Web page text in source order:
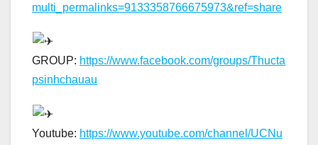
multi_permalinks=9133358766675973&ref=share
GROUP: https://www.facebook.com/groups/Thucta
psinhchauau
Youtube: https://www.youtube.com/channel/UCNu